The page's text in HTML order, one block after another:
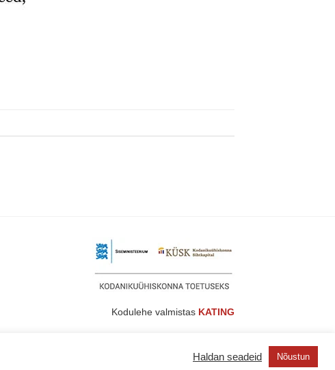
Kodulehe valmistas KATING
Haldan seadeid Nõustun